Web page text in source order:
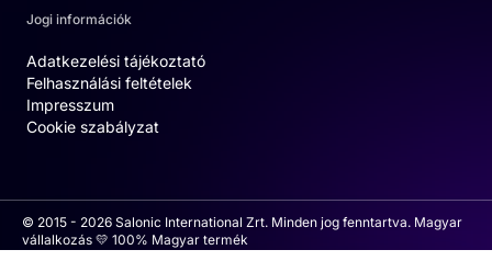
Jogi információk
Adatkezelési tájékoztató
Felhasználási feltételek
Impresszum
Cookie szabályzat
© 2015 - 2026 Salonic International Zrt. Minden jog fenntartva. Magyar
vállalkozás 💛 100% Magyar termék